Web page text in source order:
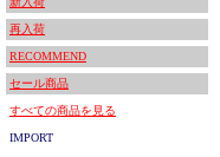
再入荷
RECOMMEND
セール商品
すべての商品を見る
IMPORT